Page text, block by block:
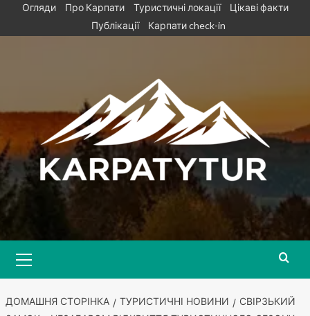
Огляди Про Карпати Туристичні локації
Цікаві факти
Публікації
Карпати check-in
Menu
ДОМАШНЯ СТОРІНКА ТУРИСТИЧНІ НОВИНИ
СВІРЗЬКИЙ